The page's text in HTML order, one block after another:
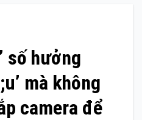
số hưởng
mà không
camera để